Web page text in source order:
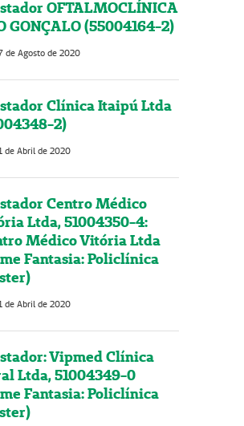
OFTALMOCLÍNICA
GONÇALO (55004164-2)
de Agosto de 2020
Clínica Itaipú Ltda
2)
de Abril de 2020
Centro Médico
Ltda, 51004350-4:
Médico Vitória Ltda
Fantasia: Policlínica
de Abril de 2020
Vipmed Clínica
Ltda, 51004349-0
Fantasia: Policlínica